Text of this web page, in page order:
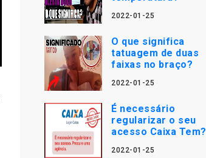
2022-01-25
O que significa
tatuagem de duas
faixas no braço?
2022-01-25
É necessário
regularizar o seu
acesso Caixa Tem?
2022-01-25